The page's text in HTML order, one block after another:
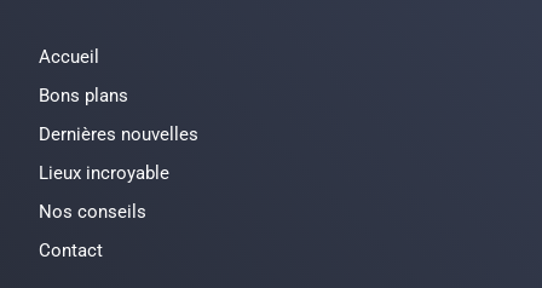
Accueil
Bons plans
Dernières nouvelles
Lieux incroyable
Nos conseils
Contact